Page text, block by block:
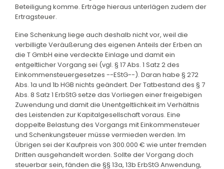
Beteiligung komme. Erträge hieraus unterlägen zudem der
Ertragsteuer.
Eine Schenkung liege auch deshalb nicht vor, weil die
verbilligte Veräußerung des eigenen Anteils der Erben an
die T GmbH eine verdeckte Einlage und damit ein
entgeltlicher Vorgang sei (vgl. § 17 Abs. 1 Satz 2 des
Einkommensteuergesetzes --EStG--). Daran habe § 272
Abs. 1a und 1b HGB nichts geändert. Der Tatbestand des § 7
Abs. 8 Satz 1 ErbStG setze das Vorliegen einer freigebigen
Zuwendung und damit die Unentgeltlichkeit im Verhältnis
des Leistenden zur Kapitalgesellschaft voraus. Eine
doppelte Belastung des Vorgangs mit Einkommensteuer
und Schenkungsteuer müsse vermieden werden. Im
Übrigen sei der Kaufpreis von 300.000 € wie unter fremden
Dritten ausgehandelt worden. Sollte der Vorgang doch
steuerbar sein, fänden die §§ 13a, 13b ErbStG Anwendung,